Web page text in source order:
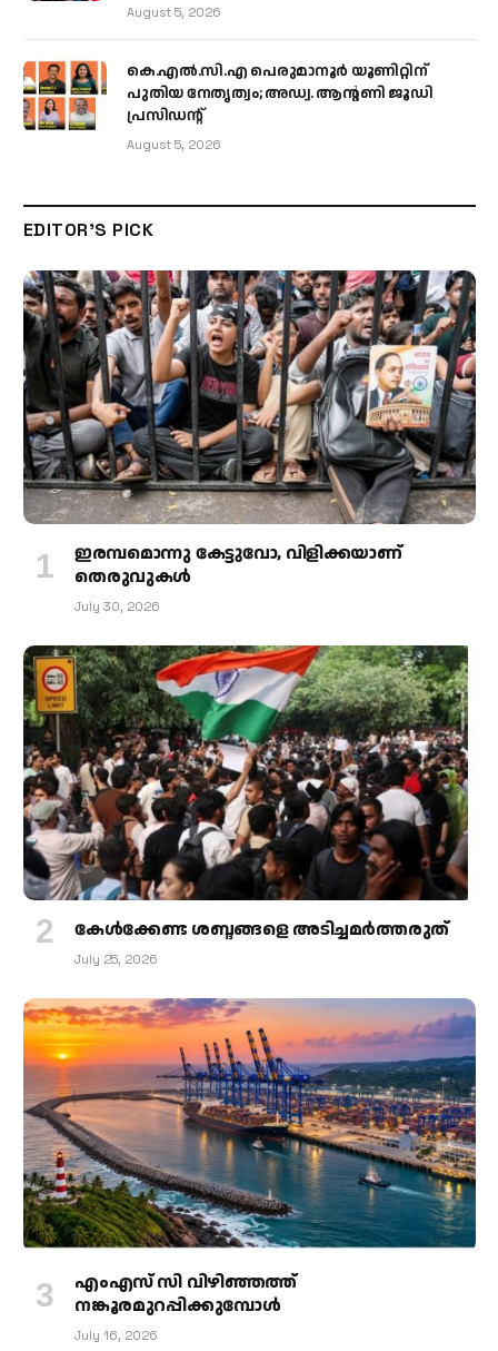
August 5, 2026
കെ.എൽ.സി.എ പെരുമാനൂർ യൂണിറ്റിന്
പുതിയ നേതൃത്വം; അഡ്വ. ആന്റണി ജൂഡി
പ്രസിഡന്റ്
August 5, 2026
EDITOR'S PICK
ഇരമ്പമൊന്നു കേട്ടുവോ, വിളിക്കയാണ്
തെരുവുകള്‍
July 30, 2026
കേള്‍ക്കേണ്ട ശബ്ദങ്ങളെ അടിച്ചമര്‍ത്തരുത്
July 25, 2026
എംഎസ് സി വിഴിഞ്ഞത്ത്
നങ്കൂരമുറപ്പിക്കുമ്പോള്‍
July 16, 2026